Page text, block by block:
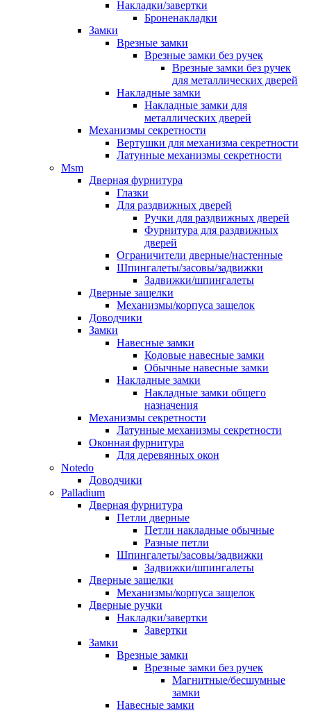
Накладки/завертки
Броненакладки
Замки
Врезные замки
Врезные замки без ручек
Врезные замки без ручек
для металлических дверей
Накладные замки
Накладные замки для
металлических дверей
Механизмы секретности
Вертушки для механизма секретности
Латунные механизмы секретности
Msm
Дверная фурнитура
Глазки
Для раздвижных дверей
Ручки для раздвижных дверей
Фурнитура для раздвижных
дверей
Ограничители дверные/настенные
Шпингалеты/засовы/задвижки
Задвижки/шпингалеты
Дверные защелки
Механизмы/корпуса защелок
Доводчики
Замки
Навесные замки
Кодовые навесные замки
Обычные навесные замки
Накладные замки
Накладные замки общего
назначения
Механизмы секретности
Латунные механизмы секретности
Оконная фурнитура
Для деревянных окон
Notedo
Доводчики
Palladium
Дверная фурнитура
Петли дверные
Петли накладные обычные
Разные петли
Шпингалеты/засовы/задвижки
Задвижки/шпингалеты
Дверные защелки
Механизмы/корпуса защелок
Дверные ручки
Накладки/завертки
Завертки
Замки
Врезные замки
Врезные замки без ручек
Магнитные/бесшумные
замки
Навесные замки